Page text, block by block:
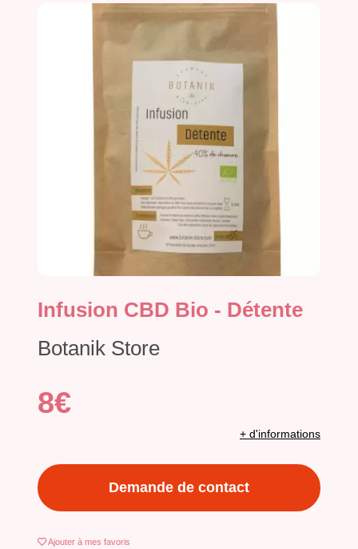
Infusion CBD Bio - Détente
Botanik Store
8€
+ d'informations
Demande de contact
Ajouter à mes favoris